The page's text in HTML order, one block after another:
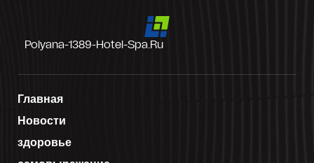
Polyana-1389-Hotel-Spa.ru
Главная
Новости
здоровье